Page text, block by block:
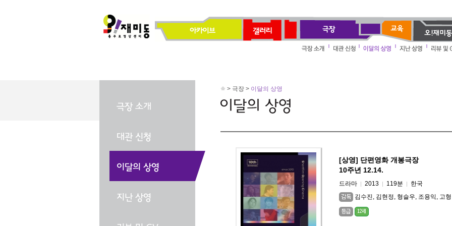
> 극장 > 이달의 상영
[상영] 단편영화 개봉극장
10주년 12.14.
드라마 | 2013 | 119분 |
한국
김수진, 김현정, 형슬우, 조용익, 고